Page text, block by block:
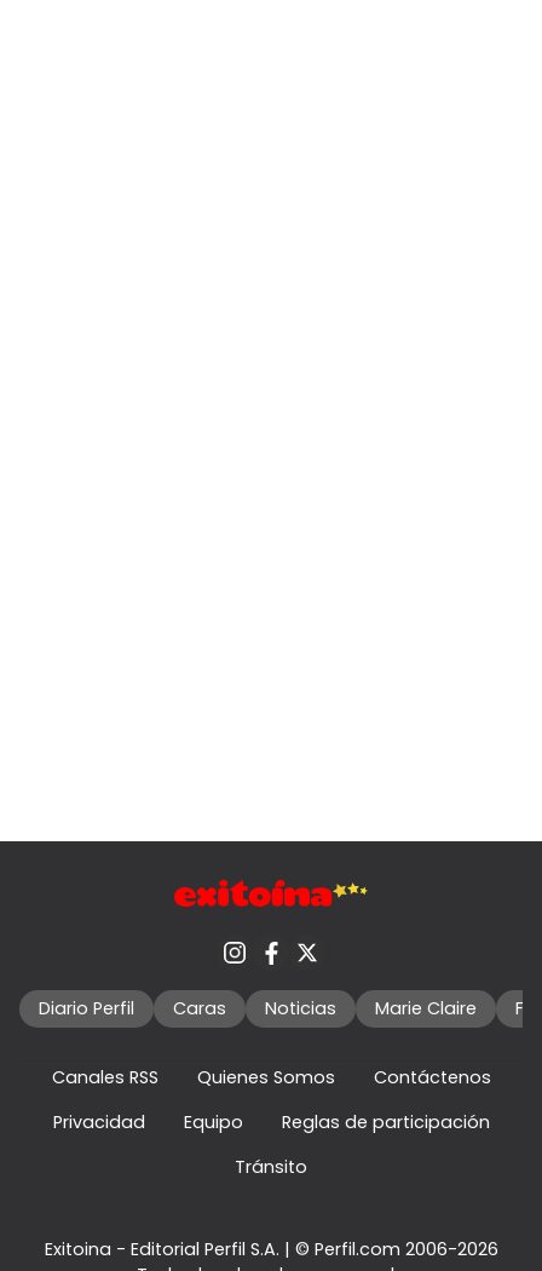
Diario Perfil Caras Noticias Marie Claire
Canales RSS Quienes Somos
Contáctenos
Privacidad
Equipo
Reglas de participación
Tránsito
Exitoina - Editorial Perfil S.A. | © Perfil.com 2006-2026